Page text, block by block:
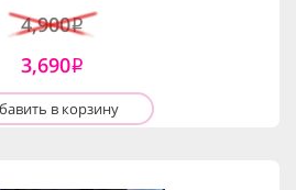
4,900i
3,690i
в корзину